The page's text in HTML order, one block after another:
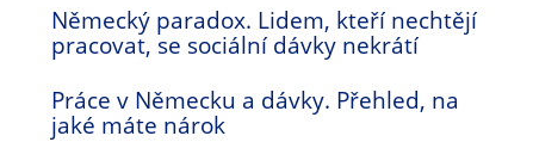
Německý paradox. Lidem, kteří nechtějí
pracovat, se sociální dávky nekrátí
Práce v Německu a dávky. Přehled, na
jaké máte nárok